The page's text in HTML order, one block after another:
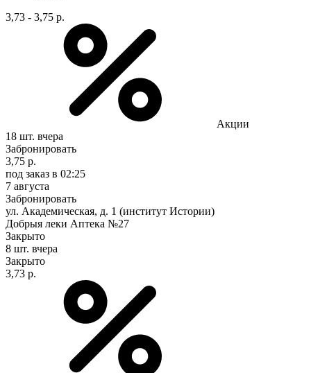
3,73 - 3,75 р.
Акции
18 шт. вчера
Забронировать
3,75 р.
под заказ в 02:25
7 августа
Забронировать
ул. Академическая, д. 1 (институт Истории)
Добрыя леки Аптека №27
Закрыто
8 шт. вчера
Закрыто
3,73 р.